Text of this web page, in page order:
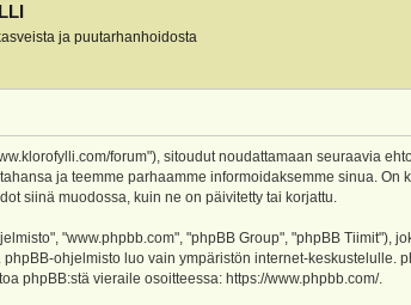
ja puutarhanhoidosta
forum"), sitoudut noudattamaan seuraavia
ja teemme parhaamme informoidaksemme sinua. On
siinä muodossa, kuin ne on päivitetty tai korjattu.
"www.phpbb.com", "phpBB Group", "phpBB Tiimit"),
phpBB-ohjelmisto luo vain ympäristön internet-keskustelulle.
phpBB:stä vieraile osoitteessa: https://www.phpbb.com/.